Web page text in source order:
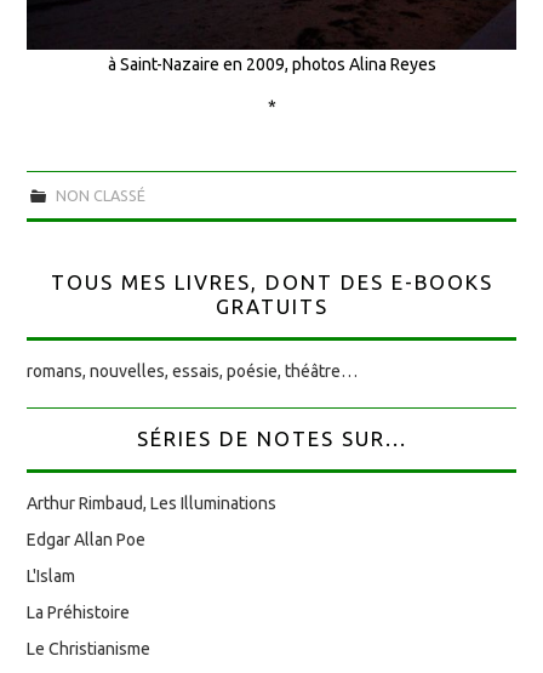
à Saint-Nazaire en 2009, photos Alina Reyes
*
NON CLASSÉ
TOUS MES LIVRES, DONT DES E-BOOKS
GRATUITS
romans, nouvelles, essais, poésie, théâtre…
SÉRIES DE NOTES SUR...
Arthur Rimbaud, Les Illuminations
Edgar Allan Poe
L'Islam
La Préhistoire
Le Christianisme